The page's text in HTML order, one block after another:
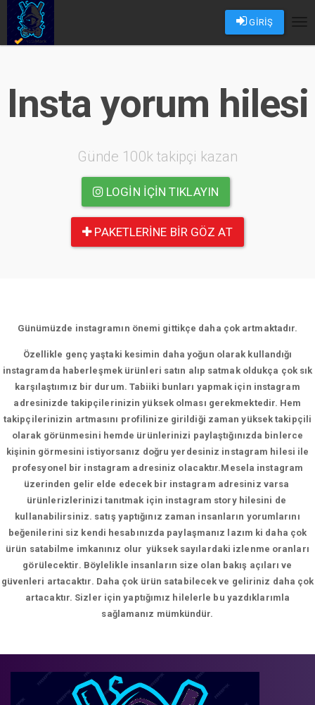
GİRİŞ
Insta yorum hilesi
Günde 100k takipçi kazan
LOGIN IÇIN TIKLAYIN
PAKETLERINE BIR GÖZ AT
Günümüzde instagramın önemi gittikçe daha çok artmaktadır.
Özellikle genç yaştaki kesimin daha yoğun olarak kullandığı
instagramda haberleşmek ürünleri satın alıp satmak oldukça çok sık
karşılaştıımız bir durum. Tabiiki bunları yapmak için instagram
adresinizde takipçilerinizin yüksek olması gerekmektedir. Hem
takipçilerinizin artmasını profilinize girildiği zaman yüksek takipçili
olarak görünmesini hemde ürünlerinizi paylaştığınızda binlerce
kişinin görmesini istiyorsanız doğru yerdesiniz instagram hilesi ile
profesyonel bir instagram adresiniz olacaktır.Mesela instagram
üzerinden gelir elde edecek bir instagram adresiniz varsa
ürünlerizlerinizi tanıtmak için instagram story hilesini de
kullanabilirsiniz. satış yaptığınız zaman insanların yorumlarını
beğenilerini siz kendi hesabınızda paylaşmanız lazım ki daha çok
ürün satabilme imkanınız olur yüksek sayılardaki izlenme oranları
görülecektir. Böylelikle insanların size olan bakış açıları ve
güvenleri artacaktır. Daha çok ürün satabilecek ve geliriniz daha çok
artacaktır. Sizler için yaptığımız hilelerle bu yazdıklarımla
sağlamanız mümkündür.